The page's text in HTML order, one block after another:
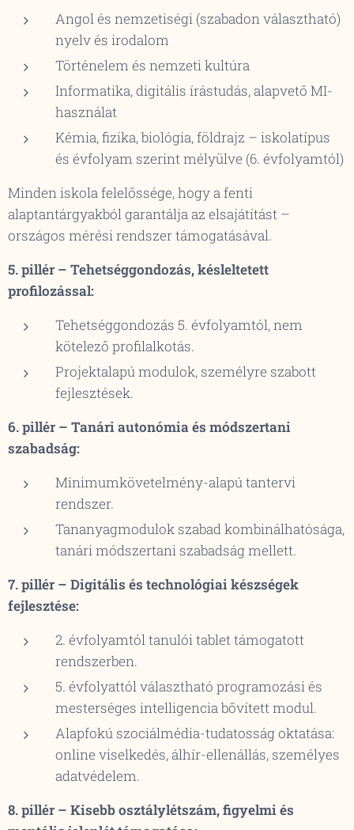
Angol és nemzetiségi (szabadon választható)
nyelv és irodalom
Történelem és nemzeti kultúra
Informatika, digitális írástudás, alapvető MI-
használat
Kémia, fizika, biológia, földrajz – iskolatípus
és évfolyam szerint mélyülve (6. évfolyamtól)
Minden iskola felelőssége, hogy a fenti
alaptantárgyakból garantálja az elsajátítást –
országos mérési rendszer támogatásával.
5. pillér – Tehetséggondozás, késleltetett
profilozással:
Tehetséggondozás 5. évfolyamtól, nem
kötelező profilalkotás.
Projektalapú modulok, személyre szabott
fejlesztések.
6. pillér – Tanári autonómia és módszertani
szabadság:
Minimumkövetelmény-alapú tantervi
rendszer.
Tananyagmodulok szabad kombinálhatósága,
tanári módszertani szabadság mellett.
7. pillér – Digitális és technológiai készségek
fejlesztése:
2. évfolyamtól tanulói tablet támogatott
rendszerben.
5. évfolyattól választható programozási és
mesterséges intelligencia bővített modul.
Alapfokú szociálmédia-tudatosság oktatása:
online viselkedés, álhír-ellenállás, személyes
adatvédelem.
8. pillér – Kisebb osztálylétszám, figyelmi és